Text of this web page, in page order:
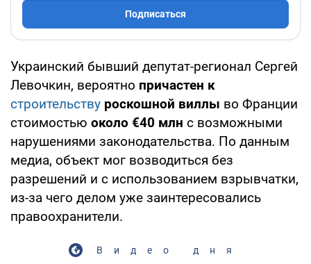
Подписаться
Украинский бывший депутат-регионал Сергей
Левочкин, вероятно причастен к
строительству роскошной виллы во Франции
стоимостью около €40 млн с возможными
нарушениями законодательства. По данным
медиа, объект мог возводиться без
разрешений и с использованием взрывчатки,
из-за чего делом уже заинтересовались
правоохранители.
Видео дня